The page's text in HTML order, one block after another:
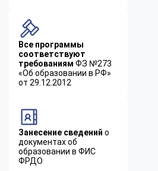
Все программы
соответствуют
требованиям ФЗ №273
«Об образовании в РФ»
от 29.12.2012
Занесение сведений о
документах об
образовании в ФИС
ФРДО